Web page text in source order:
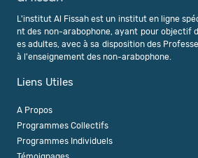
L'institut Al Fissah est un institut en ligne
nt des non-arabophone, ayant pour objectif
es adultes, avec à sa disposition des
à l'enseignement des non-arabophone.
Liens Utiles
A Propos
Programmes Collectifs
Programmes Individuels